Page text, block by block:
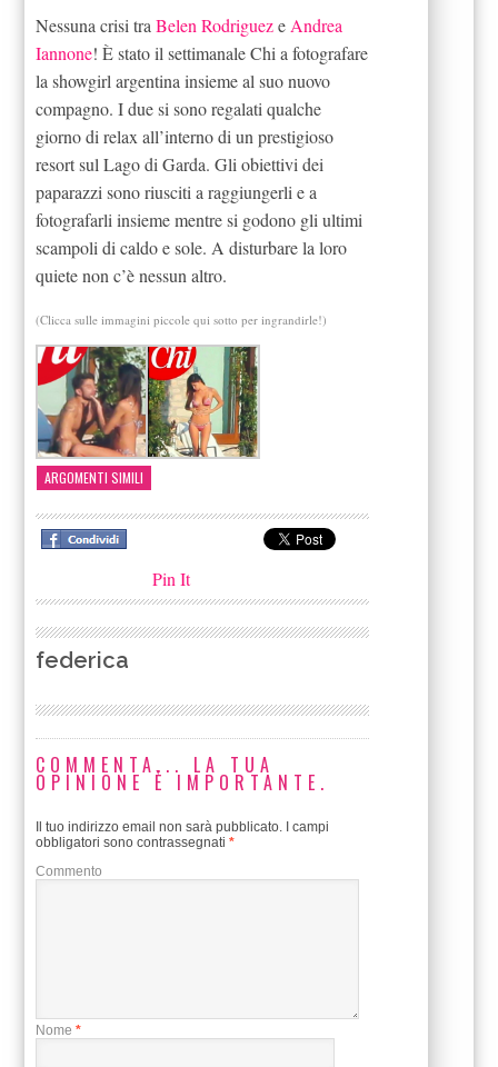
Nessuna crisi traBelen Rodrigueze Andrea
Iannone! È stato il settimanale Chi a fotografare
la showgirl argentina insieme al suo nuovo
compagno. I due si sono regalati qualche
giorno di relax all’interno di un prestigioso
resort sul Lago di Garda. Gli obiettivi dei
paparazzi sono riusciti a raggiungerli e a
fotografarli insieme mentre si godono gli ultimi
scampoli di caldo e sole. A disturbare la loro
quiete non c’è nessun altro.
(Clicca sulle immagini piccole qui sotto per ingrandirle!)
ARGOMENTI SIMILI
Pin It
federica
COMMENTA... LA TUA
OPINIONE È IMPORTANTE.
Il tuo indirizzo email non sarà pubblicato. I campi
obbligatori sono contrassegnati*
Commento
Nome *